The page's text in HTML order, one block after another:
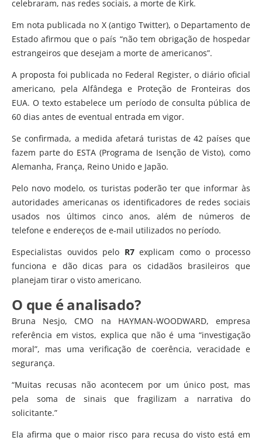
celebraram, nas redes sociais, a morte de Kirk.
Em nota publicada no X (antigo Twitter), o Departamento de
Estado afirmou que o país “não tem obrigação de hospedar
estrangeiros que desejam a morte de americanos”.
A proposta foi publicada no Federal Register, o diário oficial
americano, pela Alfândega e Proteção de Fronteiras dos
EUA. O texto estabelece um período de consulta pública de
60 dias antes de eventual entrada em vigor.
Se confirmada, a medida afetará turistas de 42 países que
fazem parte do ESTA (Programa de Isenção de Visto), como
Alemanha, França, Reino Unido e Japão.
Pelo novo modelo, os turistas poderão ter que informar às
autoridades americanas os identificadores de redes sociais
usados nos últimos cinco anos, além de números de
telefone e endereços de e-mail utilizados no período.
Especialistas ouvidos pelo R7explicam como o processo
funciona e dão dicas para os cidadãos brasileiros que
planejam tirar o visto americano.
O que é analisado?
Bruna Nesjo, CMO na HAYMAN-WOODWARD, empresa
referência em vistos, explica que não é uma “investigação
moral”, mas uma verificação de coerência, veracidade e
segurança.
“Muitas recusas não acontecem por um único post, mas
pela soma de sinais que fragilizam a narrativa do
solicitante.”
Ela afirma que o maior risco para recusa do visto está em